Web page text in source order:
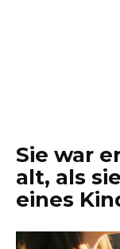
Sie war
alt, als
eines